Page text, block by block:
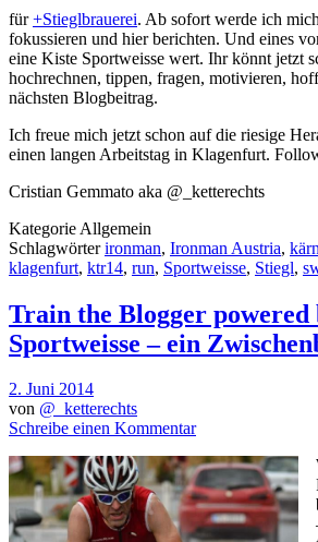
für+Stieglbrauerei. Ab sofort werde ich
fokussieren und hier berichten. Und eines
eine Kiste Sportweisse wert. Ihr könnt jetzt
hochrechnen, tippen, fragen, motivieren,
nächsten Blogbeitrag.
Ich freue mich jetzt schon auf die riesige
einen langen Arbeitstag in Klagenfurt.
Cristian Gemmato aka @_ketterechts
Kategorie Allgemein
Schlagwörterironman, Ironman Austria,
klagenfurt, ktr14, run, Sportweisse, Stiegl,
Train the Blogger powered
Sportweisse – ein
2. Juni 2014
von @_ketterechts
Schreibe einen Kommentar